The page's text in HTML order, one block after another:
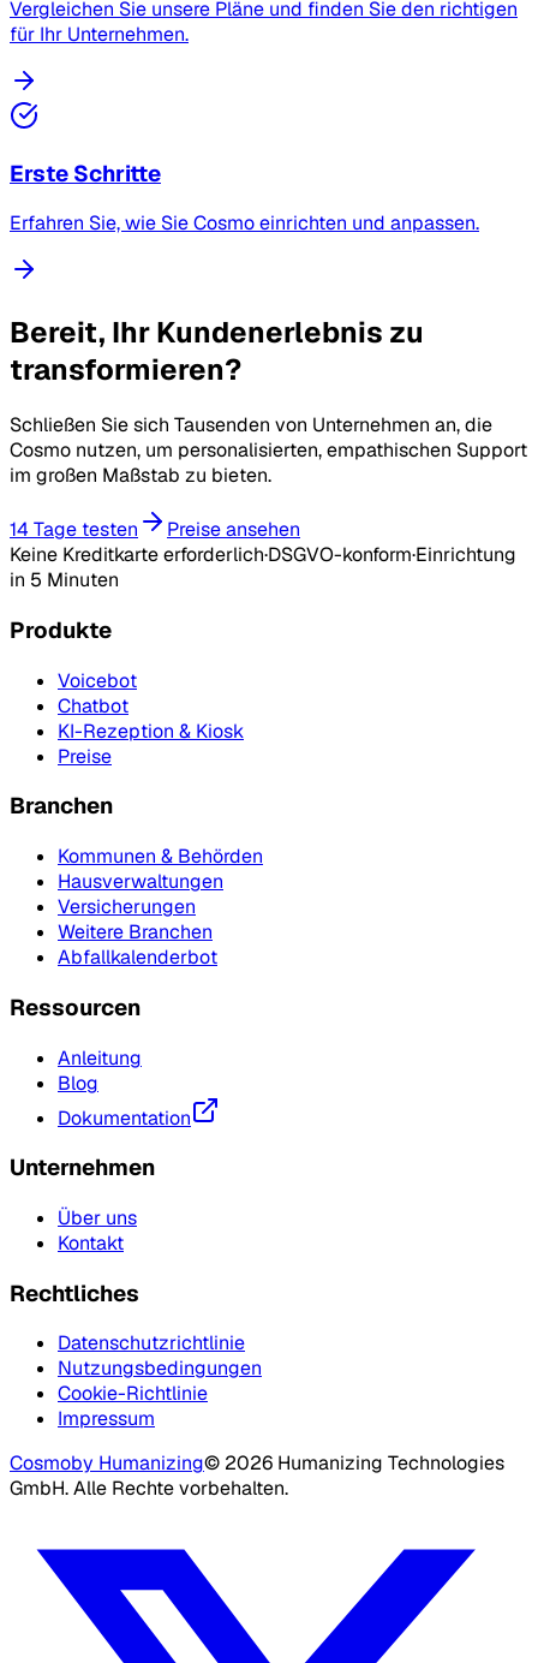
Vergleichen Sie unsere Pläne und finden Sie den richtigen
für Ihr Unternehmen.
Erste Schritte
Erfahren Sie, wie Sie Cosmo einrichten und anpassen.
Bereit, Ihr Kundenerlebnis zu
transformieren?
Schließen Sie sich Tausenden von Unternehmen an, die
Cosmo nutzen, um personalisierten, empathischen Support
im großen Maßstab zu bieten.
14 Tage testen
Preise ansehen
Keine Kreditkarte erforderlich·DSGVO-konform·Einrichtung
in 5 Minuten
Produkte
Voicebot
Chatbot
KI-Rezeption & Kiosk
Preise
Branchen
Kommunen & Behörden
Hausverwaltungen
Versicherungen
Weitere Branchen
Abfallkalenderbot
Ressourcen
Anleitung
Blog
Dokumentation
Unternehmen
Über uns
Kontakt
Rechtliches
Datenschutzrichtlinie
Nutzungsbedingungen
Cookie-Richtlinie
Impressum
Cosmoby Humanizing© 2026 Humanizing Technologies
GmbH.Alle Rechte vorbehalten.